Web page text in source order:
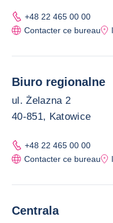
+48 22 465 00 00
Contacter ce bureau
Biuro regionalne
ul. Żelazna 2
40-851, Katowice
+48 22 465 00 00
Contacter ce bureau
Centrala